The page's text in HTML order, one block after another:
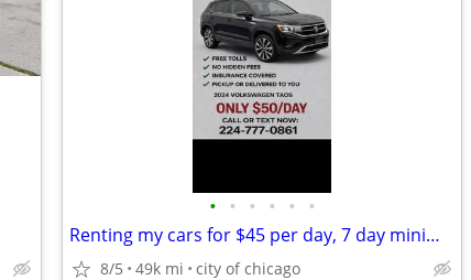
• • • • • •
Renting my cars for $45 per day, 7 day minimum
8/5 49k mi city of chicago